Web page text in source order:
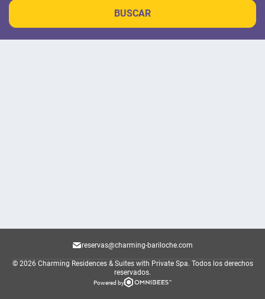
BUSCAR
reservas@charming-bariloche.com
© 2026 Charming Residences & Suites with Private Spa. Todos los derechos
reservados.
Powered by